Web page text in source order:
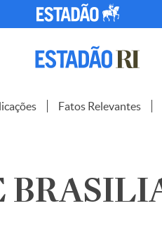
Fatos Relevantes